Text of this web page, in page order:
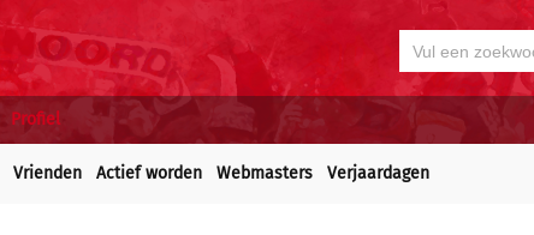
Profiel
Vrienden Actief worden Webmasters Verjaardagen